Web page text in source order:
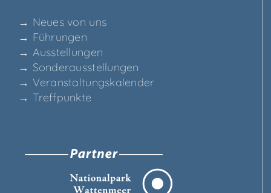
→ Neu­es von uns
→ Füh­run­gen
→ Aus­stel­lun­gen
→ Son­der­aus­stel­lun­gen
→ Ver­an­stal­tungs­ka­len­der
→ Treff­punk­te